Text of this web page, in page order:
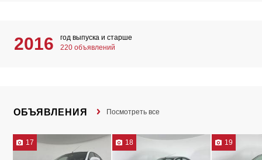
2016
год выпуска и старше
220 объявлений
ОБЪЯВЛЕНИЯ Посмотреть все
17 18 19